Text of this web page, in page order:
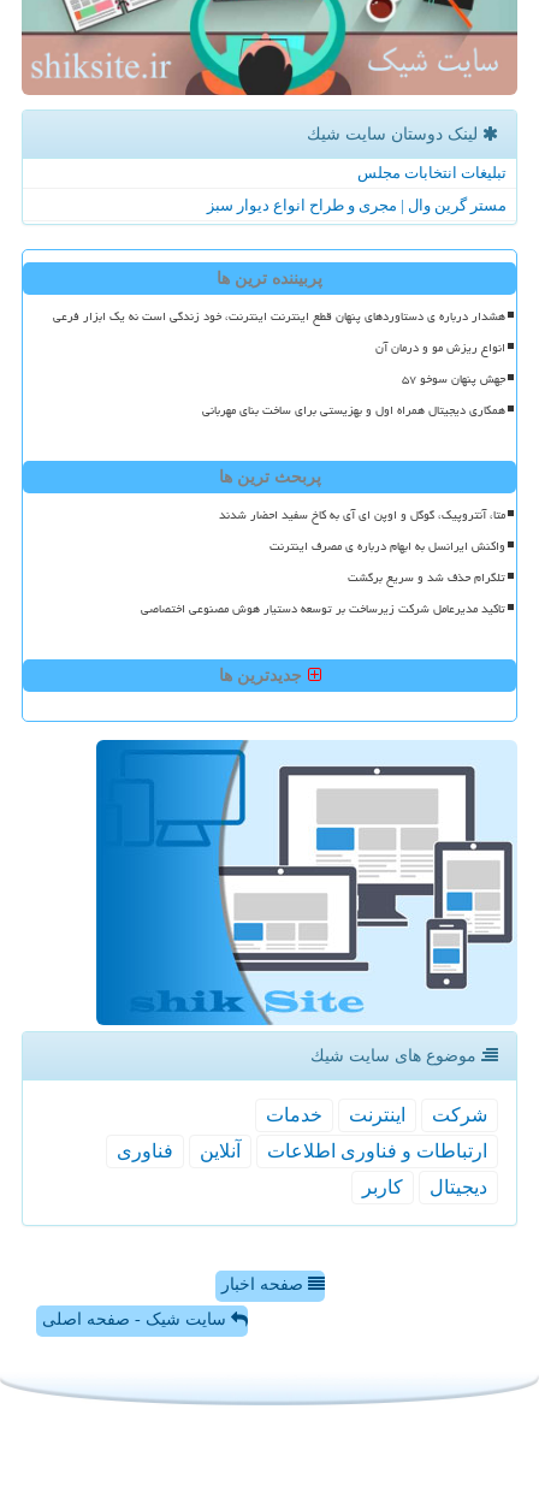
لینک دوستان سایت شیك
تبلیغات انتخابات مجلس
مستر گرین وال | مجری و طراح انواع دیوار سبز
پربیننده ترین ها
هشدار درباره ی دستاوردهای پنهان قطع اینترنت اینترنت، خود زندگی است نه یک ابزار فرعی
انواع ریزش مو و درمان آن
جهش پنهان سوخو ۵۷
همکاری دیجیتال همراه اول و بهزیستی برای ساخت بنای مهربانی
پربحث ترین ها
متا، آنتروپیک، گوگل و اوپن ای آی به کاخ سفید احضار شدند
واکنش ایرانسل به ابهام درباره ی مصرف اینترنت
تلگرام حذف شد و سریع برگشت
تاکید مدیرعامل شرکت زیرساخت بر توسعه دستیار هوش مصنوعی اختصاصی
جدیدترین ها
موضوع های سایت شیك
شركت اینترنت
خدمات
ارتباطات و فناوری اطلاعات
آنلاین
فناوری
دیجیتال
كاربر
صفحه اخبار
سایت شیک - صفحه اصلی